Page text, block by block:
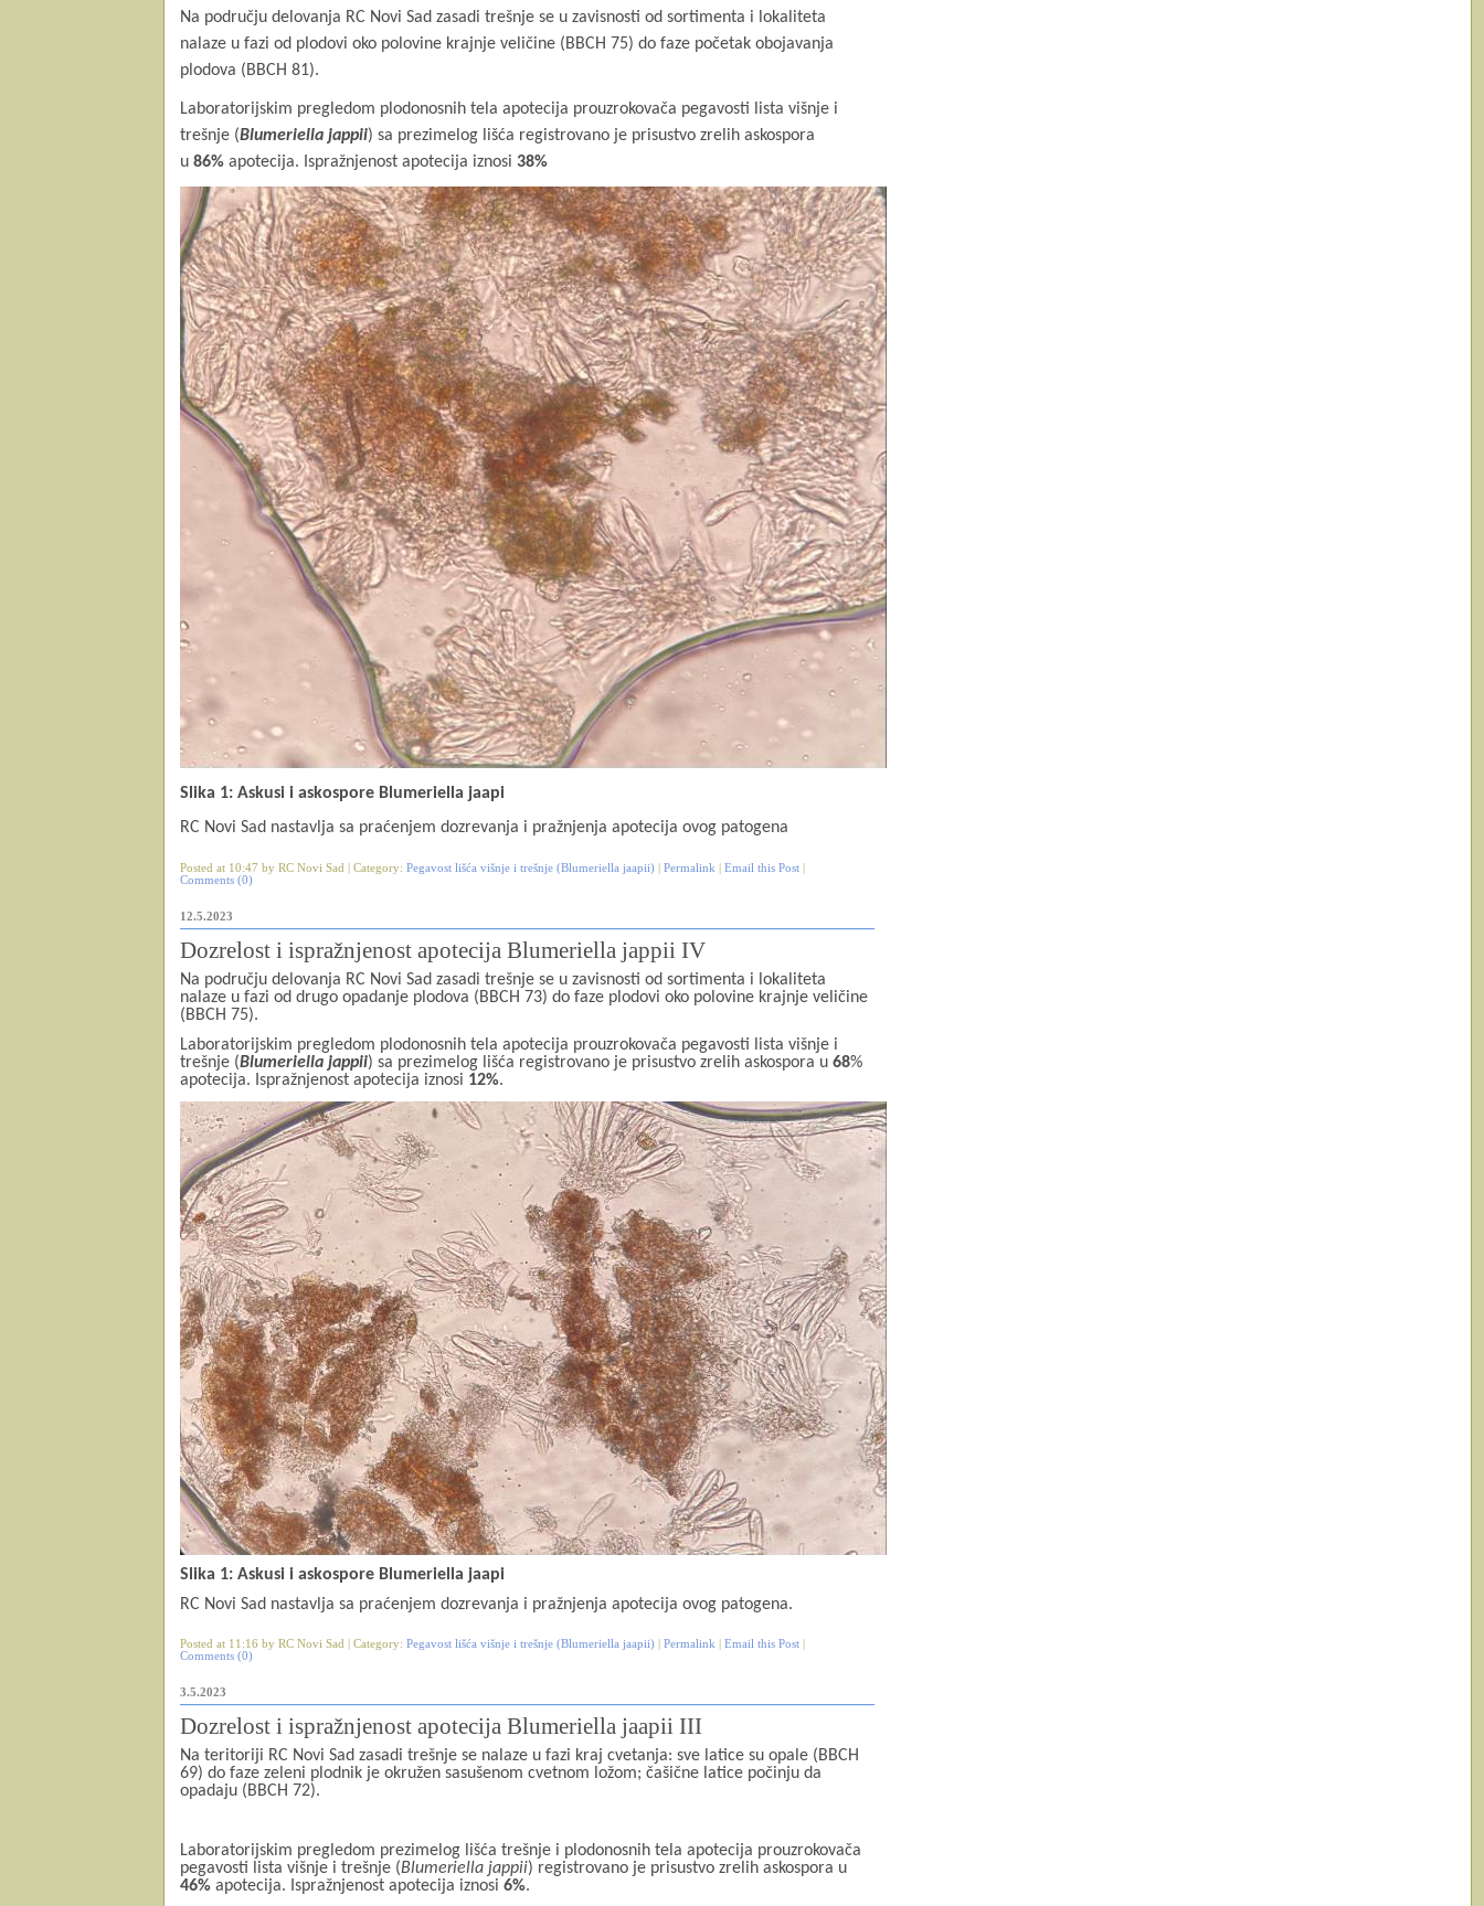
Na području delovanja RC Novi Sad zasadi trešnje se u zavisnosti od sortimenta i lokaliteta
nalaze u fazi od plodovi oko polovine krajnje veličine (BBCH 75) do faze početak obojavanja
plodova (BBCH 81).
Laboratorijskim pregledom plodonosnih tela apotecija prouzrokovača pegavosti lista višnje i
trešnje (Blumeriella jappii) sa prezimelog lišća registrovano je prisustvo zrelih askospora
u 86% apotecija. Ispražnjenost apotecija iznosi 38%
Slika 1: Askusi i askospore Blumeriella jaapi
RC Novi Sad nastavlja sa praćenjem dozrevanja i pražnjenja apotecija ovog patogena
Posted at 10:47 by RC Novi Sad | Category: Pegavost lišća višnje i trešnje (Blumeriella jaapii) Permalink Email this Post
Comments (0)
12.5.2023
Dozrelost i ispražnjenost apotecija Blumeriella jappii IV
Na području delovanja RC Novi Sad zasadi trešnje se u zavisnosti od sortimenta i lokaliteta
nalaze u fazi od drugo opadanje plodova (BBCH 73) do faze plodovi oko polovine krajnje veličine
(BBCH 75).
Laboratorijskim pregledom plodonosnih tela apotecija prouzrokovača pegavosti lista višnje i
trešnje (Blumeriella jappii) sa prezimelog lišća registrovano je prisustvo zrelih askospora u 68%
apotecija. Ispražnjenost apotecija iznosi 12%.
Slika 1: Askusi i askospore Blumeriella jaapi
RC Novi Sad nastavlja sa praćenjem dozrevanja i pražnjenja apotecija ovog patogena.
Posted at 11:16 by RC Novi Sad | Category: Pegavost lišća višnje i trešnje (Blumeriella jaapii) Permalink Email this Post
Comments (0)
3.5.2023
Dozrelost i ispražnjenost apotecija Blumeriella jaapii III
Na teritoriji RC Novi Sad zasadi trešnje se nalaze u fazi kraj cvetanja: sve latice su opale (BBCH
69) do faze zeleni plodnik je okružen sasušenom cvetnom ložom; čašične latice počinju da
opadaju (BBCH 72).
Laboratorijskim pregledom prezimelog lišća trešnje i plodonosnih tela apotecija prouzrokovača
pegavosti lista višnje i trešnje (Blumeriella jappii) registrovano je prisustvo zrelih askospora u
46% apotecija. Ispražnjenost apotecija iznosi 6%.